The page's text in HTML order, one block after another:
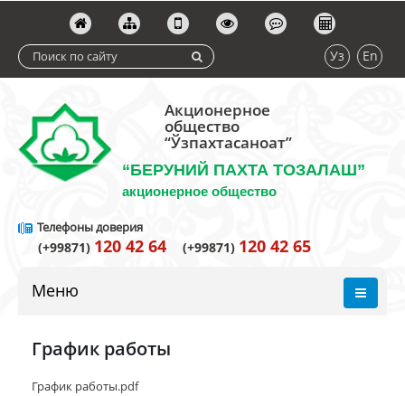
Уз En
Акционерное
общество
“Ўзпахтасаноат”
“БЕРУНИЙ ПАХТА ТОЗАЛАШ”
акционерное общество
Телефоны доверия
(+99871) 120 42 64 (+99871) 120 42 65
Меню
График работы
График работы.pdf